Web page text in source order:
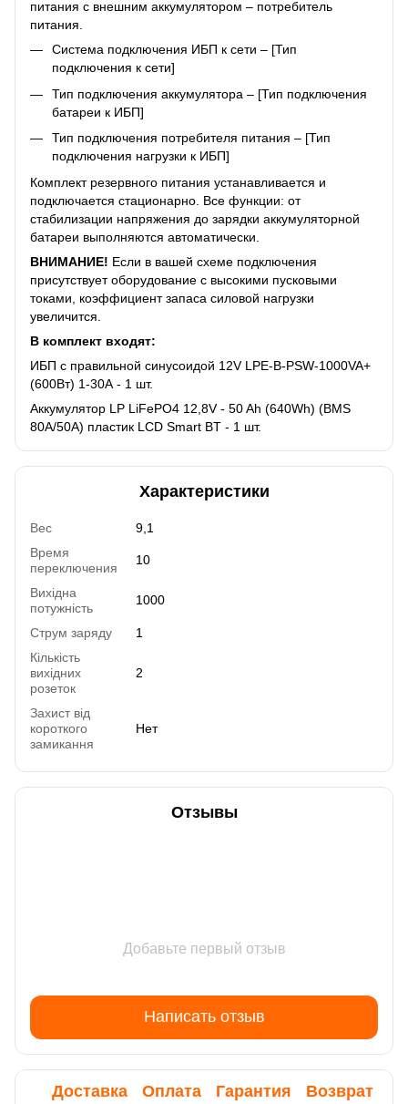
питания с внешним аккумулятором – потребитель
питания.
Система подключения ИБП к сети – [Тип
подключения к сети]
Тип подключения аккумулятора – [Тип подключения
батареи к ИБП]
Тип подключения потребителя питания – [Тип
подключения нагрузки к ИБП]
Комплект резервного питания устанавливается и
подключается стационарно. Все функции: от
стабилизации напряжения до зарядки аккумуляторной
батареи выполняются автоматически.
ВНИМАНИЕ! Если в вашей схеме подключения
присутствует оборудование с высокими пусковыми
токами, коэффициент запаса силовой нагрузки
увеличится.
В комплект входят:
ИБП с правильной синусоидой 12V LPE-B-PSW-1000VA+
(600Вт) 1-30A - 1 шт.
Аккумулятор LP LiFePO4 12,8V - 50 Ah (640Wh) (BMS
80А/50A) пластик LCD Smart BT - 1 шт.
Характеристики
Вес
9,1
Время
переключения
10
Вихідна
потужність
1000
Струм заряду
1
Кількість
вихідних
розеток
2
Захист від
короткого
замикання
Нет
Отзывы
Добавьте первый отзыв
Написать отзыв
Доставка Оплата Гарантия Возврат